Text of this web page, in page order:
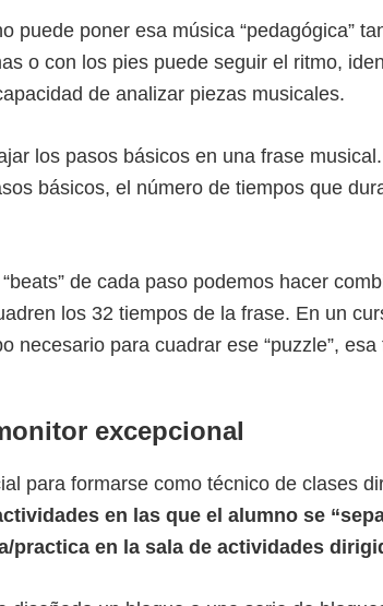
puede poner esa música “pedagógica”
o con los pies puede seguir el ritmo,
de analizar piezas musicales.
los pasos básicos en una frase
básicos, el número de tiempos que
de cada paso podemos hacer
los 32 tiempos de la frase. En un
necesario para cuadrar ese “puzzle”,
excepcional
para formarse como técnico de clases
en las que el alumno se
practica en la sala de actividades